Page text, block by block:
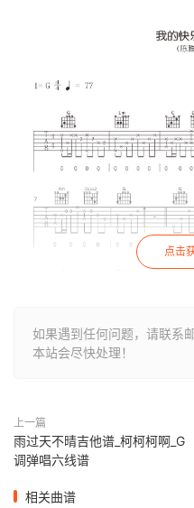
点击
如果遇到任何问题，请联系
本站会尽快处理！
上一篇
雨过天不晴吉他谱_柯柯柯啊_G
调弹唱六线谱
相关曲谱